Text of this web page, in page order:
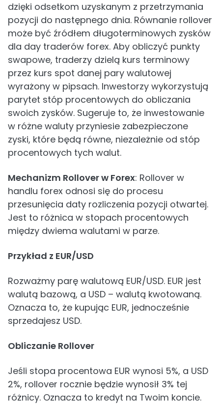
dzięki odsetkom uzyskanym z przetrzymania
pozycji do następnego dnia. Równanie rollover
może być źródłem długoterminowych zysków
dla day traderów forex. Aby obliczyć punkty
swapowe, traderzy dzielą kurs terminowy
przez kurs spot danej pary walutowej
wyrażony w pipsach. Inwestorzy wykorzystują
parytet stóp procentowych do obliczania
swoich zysków. Sugeruje to, że inwestowanie
w różne waluty przyniesie zabezpieczone
zyski, które będą równe, niezależnie od stóp
procentowych tych walut.
Mechanizm Rollover w Forex: Rollover w
handlu forex odnosi się do procesu
przesunięcia daty rozliczenia pozycji otwartej.
Jest to różnica w stopach procentowych
między dwiema walutami w parze.
Przykład z EUR/USD
Rozważmy parę walutową EUR/USD. EUR jest
walutą bazową, a USD – walutą kwotowaną.
Oznacza to, że kupując EUR, jednocześnie
sprzedajesz USD.
Obliczanie Rollover
Jeśli stopa procentowa EUR wynosi 5%, a USD
2%, rollover rocznie będzie wynosił 3% tej
różnicy. Oznacza to kredyt na Twoim koncie.